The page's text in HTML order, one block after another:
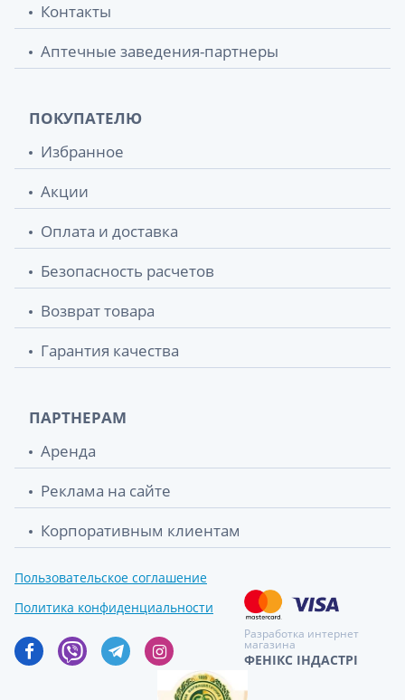
Контакты
Аптечные заведения-партнеры
ПОКУПАТЕЛЮ
Избранное
Акции
Оплата и доставка
Безопасность расчетов
Возврат товара
Гарантия качества
ПАРТНЕРАМ
Аренда
Реклама на сайте
Корпоративным клиентам
Пользовательское соглашение
Политика конфиденциальности
Разработка интернет
магазина
ФЕНІКС ІНДАСТРІ